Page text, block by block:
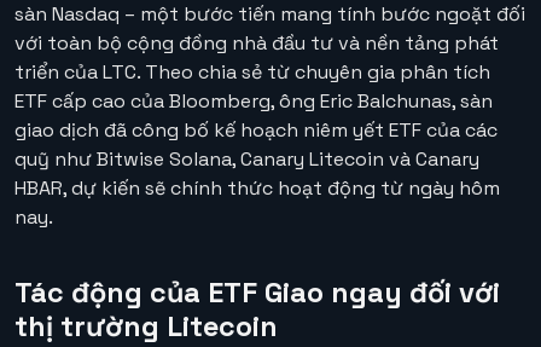
sàn Nasdaq – một bước tiến mang tính bước ngoặt đối
với toàn bộ cộng đồng nhà đầu tư và nền tảng phát
triển của LTC. Theo chia sẻ từ chuyên gia phân tích
ETF cấp cao của Bloomberg, ông Eric Balchunas, sàn
giao dịch đã công bố kế hoạch niêm yết ETF của các
quỹ như Bitwise Solana, Canary Litecoin và Canary
HBAR, dự kiến sẽ chính thức hoạt động từ ngày hôm
nay.
Tác động của ETF Giao ngay đối với
thị trường Litecoin